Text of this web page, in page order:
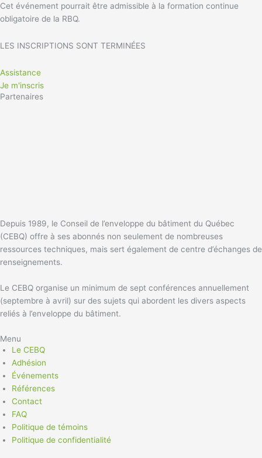
Cet événement pourrait être admissible à la formation continue
obligatoire de la RBQ.
LES INSCRIPTIONS SONT TERMINÉES
Assistance
Je m'inscris
Partenaires
Depuis 1989, le Conseil de l’enveloppe du bâtiment du Québec
(CEBQ) offre à ses abonnés non seulement de nombreuses
ressources techniques, mais sert également de centre d’échanges de
renseignements.
Le CEBQ organise un minimum de sept conférences annuellement
(septembre à avril) sur des sujets qui abordent les divers aspects
reliés à l’enveloppe du bâtiment.
Menu
Le CEBQ
Adhésion
Événements
Références
Contact
FAQ
Politique de témoins
Politique de confidentialité